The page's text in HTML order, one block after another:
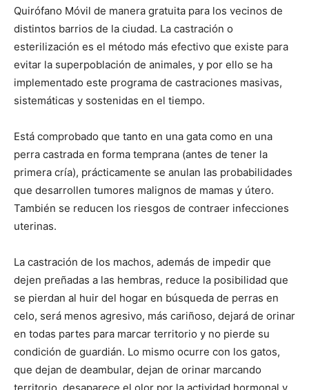
Quirófano Móvil de manera gratuita para los vecinos de
distintos barrios de la ciudad. La castración o
esterilización es el método más efectivo que existe para
evitar la superpoblación de animales, y por ello se ha
implementado este programa de castraciones masivas,
sistemáticas y sostenidas en el tiempo.
Está comprobado que tanto en una gata como en una
perra castrada en forma temprana (antes de tener la
primera cría), prácticamente se anulan las probabilidades
que desarrollen tumores malignos de mamas y útero.
También se reducen los riesgos de contraer infecciones
uterinas.
La castración de los machos, además de impedir que
dejen preñadas a las hembras, reduce la posibilidad que
se pierdan al huir del hogar en búsqueda de perras en
celo, será menos agresivo, más cariñoso, dejará de orinar
en todas partes para marcar territorio y no pierde su
condición de guardián. Lo mismo ocurre con los gatos,
que dejan de deambular, dejan de orinar marcando